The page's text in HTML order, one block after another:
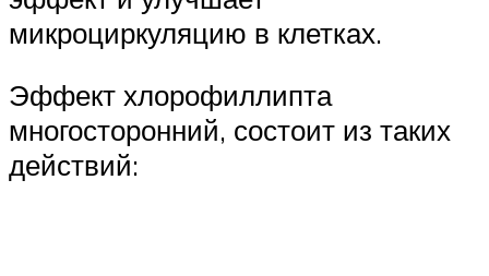
микроциркуляцию в клетках.
Эффект хлорофиллипта
многосторонний, состоит из таких
действий: